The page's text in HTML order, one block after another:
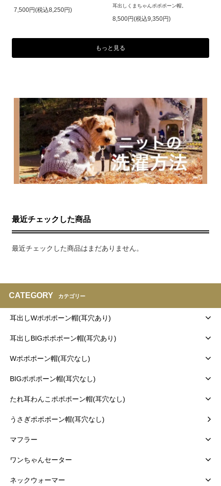
7,500円(税込8,250円)
耳出しくまちゃんポポポーン帽。
8,500円(税込9,350円)
もっと見る
最近チェックした商品
最近チェックした商品はまだありません。
CATEGORY カテゴリー
耳出しWポポポーン帽(耳穴あり)
耳出しBIGポポポーン帽(耳穴あり)
Wポポポーン帽(耳穴なし)
BIGポポポーン帽(耳穴なし)
たれ耳わんこポポポーン帽(耳穴なし)
うさぎポポポーン帽(耳穴なし)
マフラー
ワンちゃんセーター
ネックウォーマー